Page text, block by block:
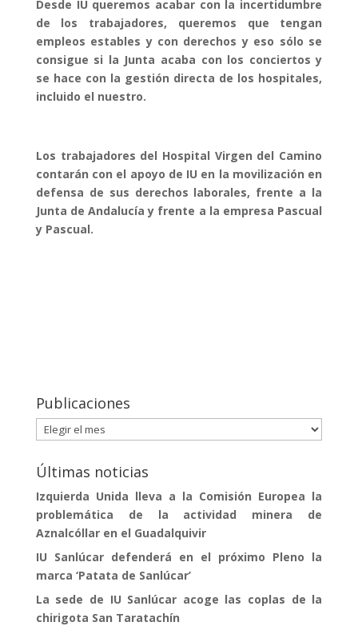
Desde IU queremos acabar con la incertidumbre
de los trabajadores, queremos que tengan
empleos estables y con derechos y eso sólo se
consigue si la Junta acaba con los conciertos y
se hace con la gestión directa de los hospitales,
incluido el nuestro.
Los trabajadores del Hospital Virgen del Camino
contarán con el apoyo de IU en la movilización en
defensa de sus derechos laborales, frente a la
Junta de Andalucía y frente a la empresa Pascual
y Pascual.
Publicaciones
Publicaciones
Últimas noticias
Izquierda Unida lleva a la Comisión Europea la
problemática de la actividad minera de
Aznalcóllar en el Guadalquivir
IU Sanlúcar defenderá en el próximo Pleno la
marca ‘Patata de Sanlúcar’
La sede de IU Sanlúcar acoge las coplas de la
chirigota San Taratachín